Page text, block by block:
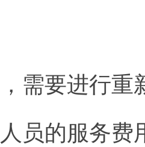
需要进行重
员的服务费